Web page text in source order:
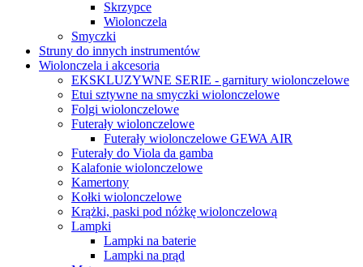
Skrzypce
Wiolonczela
Smyczki
Struny do innych instrumentów
Wiolonczela i akcesoria
EKSKLUZYWNE SERIE - garnitury wiolonczelowe
Etui sztywne na smyczki wiolonczelowe
Folgi wiolonczelowe
Futerały wiolonczelowe
Futerały wiolonczelowe GEWA AIR
Futerały do Viola da gamba
Kalafonie wiolonczelowe
Kamertony
Kołki wiolonczelowe
Krążki, paski pod nóżkę wiolonczelową
Lampki
Lampki na baterie
Lampki na prąd